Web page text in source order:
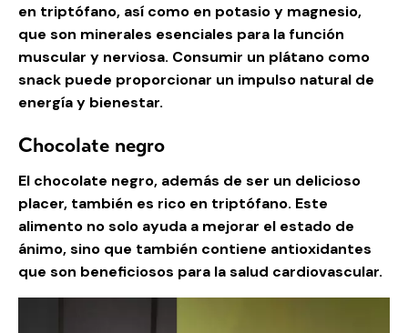
en triptófano, así como en potasio y magnesio,
que son minerales esenciales para la función
muscular y nerviosa. Consumir un plátano como
snack puede proporcionar un impulso natural de
energía y bienestar.
Chocolate negro
El chocolate negro, además de ser un delicioso
placer, también es rico en triptófano. Este
alimento no solo ayuda a mejorar el estado de
ánimo, sino que también contiene antioxidantes
que son beneficiosos para la salud cardiovascular.